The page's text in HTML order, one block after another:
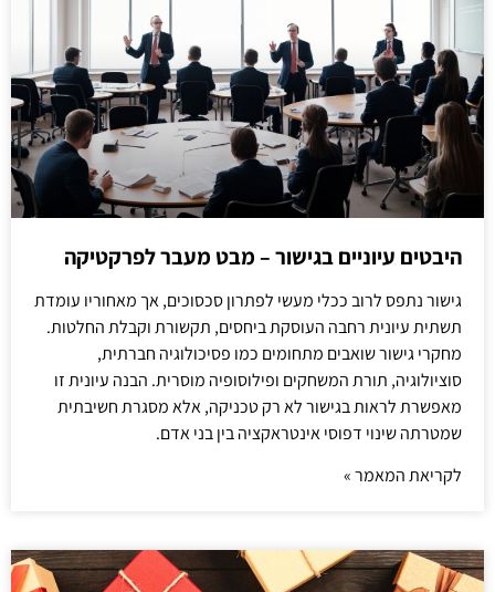
היבטים עיוניים בגישור – מבט מעבר לפרקטיקה
גישור נתפס לרוב ככלי מעשי לפתרון סכסוכים, אך מאחוריו עומדת
תשתית עיונית רחבה העוסקת ביחסים, תקשורת וקבלת החלטות.
מחקרי גישור שואבים מתחומים כמו פסיכולוגיה חברתית,
סוציולוגיה, תורת המשחקים ופילוסופיה מוסרית. הבנה עיונית זו
מאפשרת לראות בגישור לא רק טכניקה, אלא מסגרת חשיבתית
שמטרתה שינוי דפוסי אינטראקציה בין בני אדם.
לקריאת המאמר »